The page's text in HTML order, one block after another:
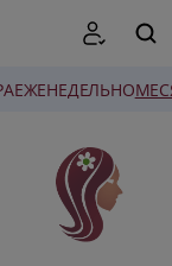
ЕЖЕНЕДЕЛЬНО